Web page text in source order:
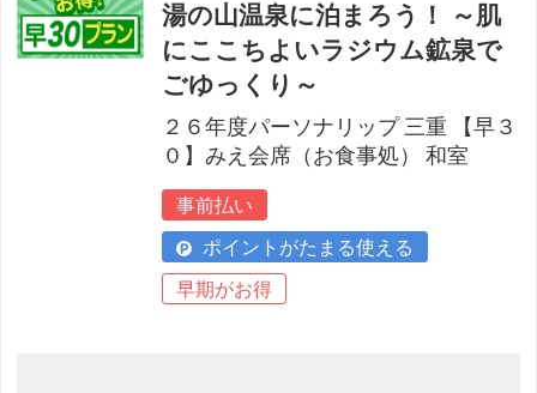
湯の山温泉に泊まろう！ ～肌
にここちよいラジウム鉱泉で
ごゆっくり～
２６年度パーソナリップ 三重 【早３
０】みえ会席（お食事処） 和室
事前払い
ポイントがたまる使える
早期がお得